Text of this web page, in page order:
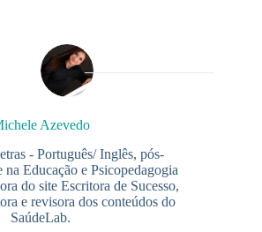
Azevedo
- Português/ Inglês, pós-
na Educação e Psicopedagogia
do site Escritora de Sucesso,
e revisora dos conteúdos do
SaúdeLab.